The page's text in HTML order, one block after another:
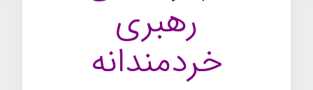
رهبری
خردمندانه